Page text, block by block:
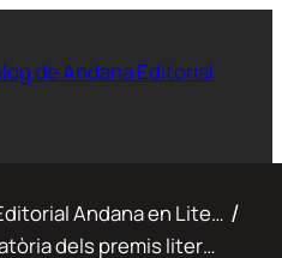
de Andana Editorial
Actualidad y Noticias de Editorial Andana en Literatura, Infantil y Juvenil
Oberta la segona convocatòria dels premis literaris Algemesí